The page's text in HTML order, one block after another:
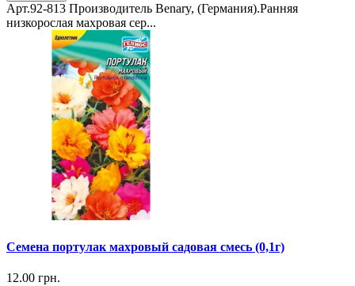
Арт.92-813 Производитель Benary, (Германия).Ранняя
низкорослая махровая сер...
Семена портулак махровый садовая смесь (0,1г)
12.00 грн.